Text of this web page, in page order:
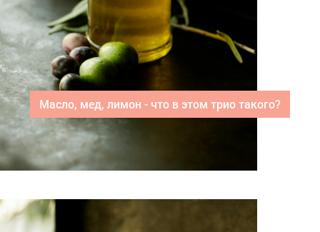
Масло, мед, лимон - что в этом трио такого?